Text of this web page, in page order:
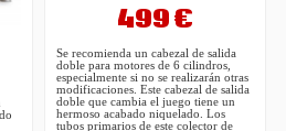
499 €
Se recomienda un cabezal de salida
doble para motores de 6 cilindros,
especialmente si no se realizarán otras
modificaciones. Este cabezal de salida
doble que cambia el juego tiene un
hermoso acabado niquelado. Los
tubos primarios de este colector de